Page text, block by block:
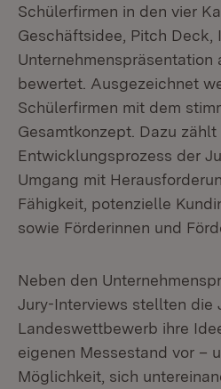
Schülerfirmen in den vier
Geschäftsidee, Pitch Deck,
Unternehmenspräsentation
bewertet. Ausgezeichnet
Schülerfirmen mit dem
Gesamtkonzept. Dazu
Entwicklungsprozess der
Umgang mit
Fähigkeit, potenzielle
sowie Förderinnen und
Neben den
Jury-Interviews stellten die
Landeswettbewerb ihre
eigenen Messestand vor –
Möglichkeit, sich